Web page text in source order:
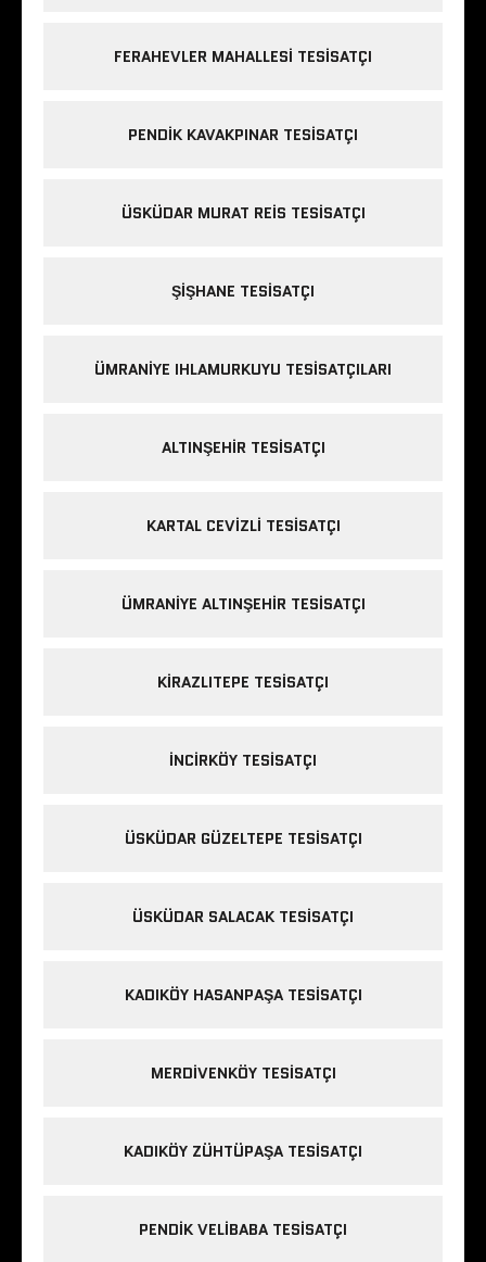
FERAHEVLER MAHALLESI TESISATÇI
PENDIK KAVAKPINAR TESISATÇI
ÜSKÜDAR MURAT REIS TESISATÇI
ŞIŞHANE TESISATÇI
ÜMRANIYE IHLAMURKUYU TESISATÇILARI
ALTINŞEHIR TESISATÇI
KARTAL CEVIZLI TESISATÇI
ÜMRANIYE ALTINŞEHIR TESISATÇI
KIRAZLITEPE TESISATÇI
INCIRKÖY TESISATÇI
ÜSKÜDAR GÜZELTEPE TESISATÇI
ÜSKÜDAR SALACAK TESISATÇI
KADIKÖY HASANPAŞA TESISATÇI
MERDIVENKÖY TESISATÇI
KADIKÖY ZÜHTÜPAŞA TESISATÇI
PENDIK VELIBABA TESISATÇI